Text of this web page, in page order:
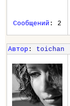
Сообщений : 2
Автор : toichan